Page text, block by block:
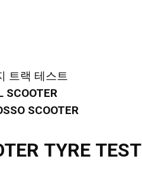
트랙 테스트
SCOOTER
SCOOTER
TYRE TEST